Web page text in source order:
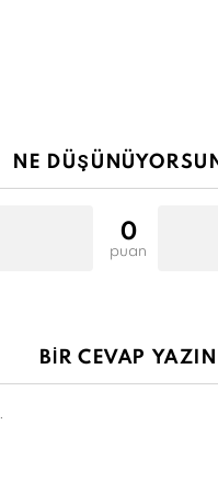
NE
0
puan
BIR CEVAP YAZIN
.